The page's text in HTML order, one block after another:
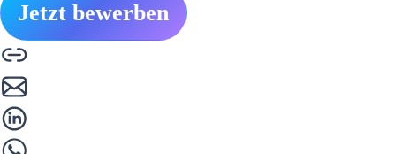
Jetzt bewerben